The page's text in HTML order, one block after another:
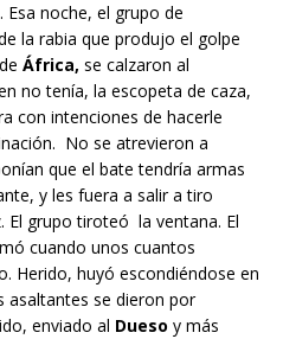
noche, el grupo de
la rabia que produjo el golpe
África, se calzaron al
no tenía, la escopeta de caza,
con intenciones de hacerle
No se atrevieron a
que el bate tendría armas
y les fuera a salir a tiro
El grupo tiroteó la ventana. El
cuando unos cuantos
Herido, huyó escondiéndose en
asaltantes se dieron por
enviado al Dueso y más